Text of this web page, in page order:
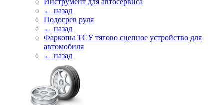
Инструмент для автосервиса
← назад
Подогрев руля
← назад
Фаркопы ТСУ тягово сцепное устройство для
автомобиля
← назад